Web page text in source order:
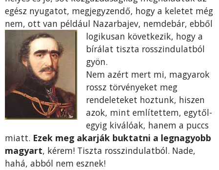
egész nyugatot, megjegyzendő, hogy a keletet még
nem, ott van például Nazarbajev, nemdebár, ebből
logikusan következik, hogy a
bírálat tiszta rosszindulatból
gyön.
Nem azért mert mi, magyarok
rossz törvényeket meg
rendeleteket hoztunk, hiszen
azok, mint említettem, egytől-
egyig kiválóak, hanem a puccs
miatt. Ezek meg akarják buktatni a legnagyobb
magyart, kérem! Tiszta rosszindulatból. Nade,
hahá, abból nem esznek!